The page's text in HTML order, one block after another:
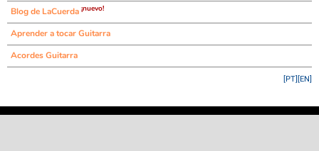
Blog de LaCuerda ¡nuevo!
Aprender a tocar Guitarra
Acordes Guitarra
[EN]
[PT]